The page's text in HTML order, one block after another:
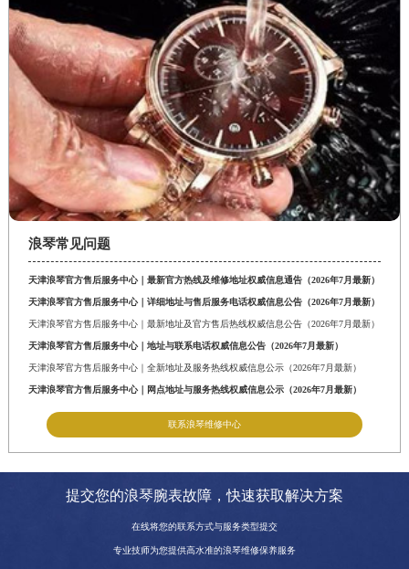
浪琴常见问题
天津浪琴官方售后服务中心｜最新官方热线及维修地址权威信息通告（2026年7月最新）
天津浪琴官方售后服务中心｜详细地址与售后服务电话权威信息公告（2026年7月最新）
天津浪琴官方售后服务中心｜最新地址及官方售后热线权威信息公告（2026年7月最新）
天津浪琴官方售后服务中心｜地址与联系电话权威信息公告（2026年7月最新）
天津浪琴官方售后服务中心｜全新地址及服务热线权威信息公示（2026年7月最新）
天津浪琴官方售后服务中心｜网点地址与服务热线权威信息公示（2026年7月最新）
联系浪琴维修中心
提交您的浪琴腕表故障，快速获取解决方案
在线将您的联系方式与服务类型提交
专业技师为您提供高水准的浪琴维修保养服务